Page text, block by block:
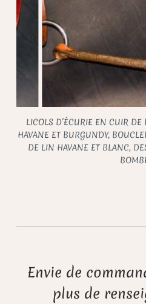
LICOLS D’ÉCURIE EN CUIR
HAVANE ET BURGUNDY,
DE LIN HAVANE ET BLANC,
Envie de
plus de